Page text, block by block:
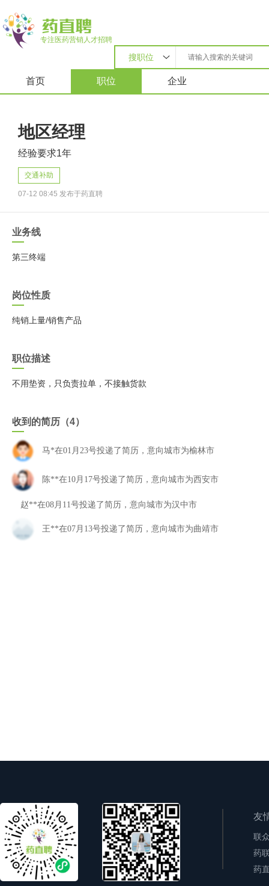
专注医药营销人才招聘
搜职位
首页 职位 企业
地区经理
经验要求1年
交通补助
07-12 08:45 发布于药直聘
业务线
第三终端
岗位性质
纯销上量/销售产品
职位描述
不用垫资，只负责拉单，不接触货款
收到的简历（4）
马*在01月23号投递了简历，意向城市为榆林市
陈**在10月17号投递了简历，意向城市为西安市
赵**在08月11号投递了简历，意向城市为汉中市
王**在07月13号投递了简历，意向城市为曲靖市
友
联
药
药